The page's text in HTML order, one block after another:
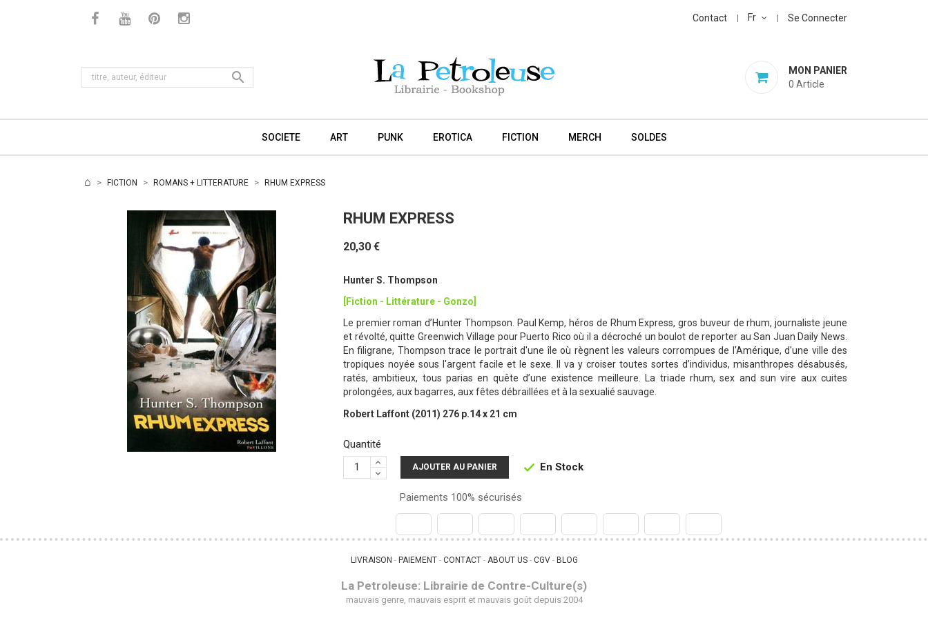
Contact Fr Se Connecter
MON PANIER
0 Article

SOCIETE ART PUNK EROTICA FICTION MERCH SOLDES
FICTION ROMANS + LITTERATURE RHUM EXPRESS
RHUM EXPRESS
20,30 €
Hunter S. Thompson
[Fiction - Littérature - Gonzo]
Le premier roman d’Hunter Thompson. Paul Kemp, héros de Rhum Express, gros buveur de rhum, journaliste jeune
et révolté, quitte Greenwich Village pour Puerto Rico où il a décroché un boulot de reporter au San Juan Daily News.
En filigrane, Thompson trace le portrait d'une île où règnent les valeurs corrompues de l'Amérique, d'une ville des
tropiques noyée sous l'argent facile et le sexe. Il va y croiser toutes sortes d’individus, misanthropes désabusés,
ratés, ambitieux, tous parias en quête d’une existence meilleure. La triade rhum, sex and sun vire aux cuites
prolongées, aux bagarres, aux fêtes débraillées et à la sexualié sauvage.
Robert Laffont (2011) 276 p.14 x 21 cm
Quantité
AJOUTER AU PANIER  En Stock
Paiements 100% sécurisés
LIVRAISON - PAIEMENT - CONTACT - ABOUT US - CGV - BLOG
La Petroleuse: Librairie de Contre-Culture(s)
mauvais genre, mauvais esprit et mauvais goût depuis 2004